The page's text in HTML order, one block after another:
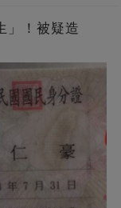
」！被疑造